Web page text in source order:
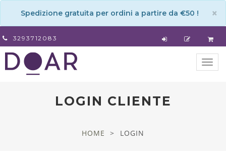
×
Spedizione gratuita per ordini a partire da €50 !
3293712083
LOGIN CLIENTE
HOME LOGIN